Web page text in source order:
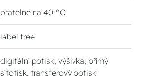
pratelné na 40 °C
label free
digitální potisk, výšivka, přímý
sítotisk, transferový potisk